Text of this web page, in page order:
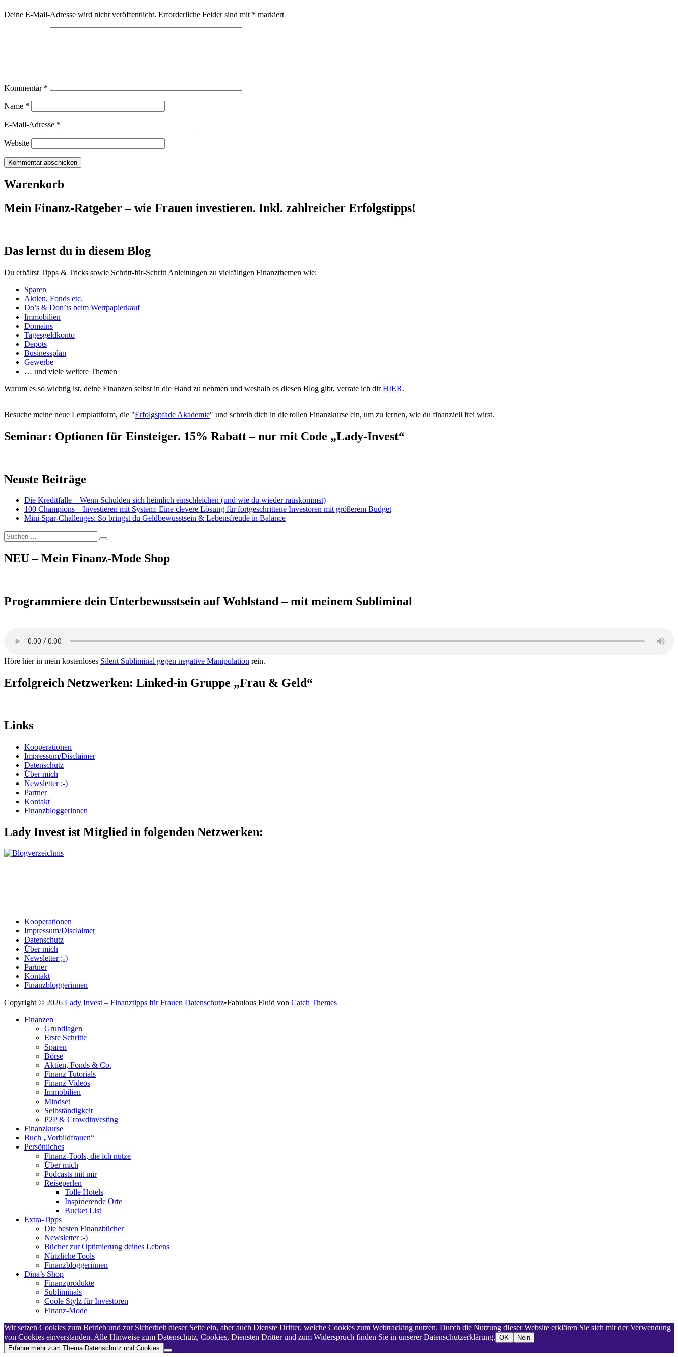
Deine E-Mail-Adresse wird nicht veröffentlicht. Erforderliche Felder sind mit * markiert
Kommentar *
Name *
E-Mail-Adresse *
Website
Warenkorb
Mein Finanz-Ratgeber – wie Frauen investieren. Inkl. zahlreicher Erfolgstipps!
Das lernst du in diesem Blog
Du erhältst Tipps & Tricks sowie Schritt-für-Schritt Anleitungen zu vielfältigen Finanzthemen wie:
Sparen
Aktien, Fonds etc.
Do’s & Don’ts beim Wertpapierkauf
Immobilien
Domains
Tagesgeldkonto
Depots
Businessplan
Gewerbe
… und viele weitere Themen
Warum es so wichtig ist, deine Finanzen selbst in die Hand zu nehmen und weshalb es diesen Blog gibt, verrate ich dirHIER.
Besuche meine neue Lernplattform, die "Erfolgspfade Akademie" und schreib dich in die tollen Finanzkurse ein, um zu lernen, wie du finanziell frei wirst.
Seminar: Optionen für Einsteiger. 15% Rabatt – nur mit Code „Lady-Invest“
Neuste Beiträge
Die Kreditfalle – Wenn Schulden sich heimlich einschleichen (und wie du wieder rauskommst)
100 Champions – Investieren mit System: Eine clevere Lösung für fortgeschrittene Investoren mit größerem Budget
Mini Spar-Challenges: So bringst du Geldbewusstsein & Lebensfreude in Balance
Suchen
nach:
Suchen
NEU – Mein Finanz-Mode Shop
Programmiere dein Unterbewusstsein auf Wohlstand – mit meinem Subliminal
Höre hier in mein kostenloses Silent Subliminal gegen negative Manipulation rein.
Erfolgreich Netzwerken: Linked-in Gruppe „Frau & Geld“
Links
Kooperationen
Impressum/Disclaimer
Datenschutz
Über mich
Newsletter ;-)
Partner
Kontakt
Finanzbloggerinnen
Lady Invest ist Mitglied in folgenden Netzwerken:
Kooperationen
Impressum/Disclaimer
Datenschutz
Über mich
Newsletter ;-)
Partner
Kontakt
Finanzbloggerinnen
Copyright © 2026 Lady Invest – Finanztipps für Frauen Datenschutz•Fabulous Fluid von Catch Themes
oben
Finanzen
Grundlagen
Erste Schritte
Sparen
Börse
Aktien, Fonds & Co.
Finanz Tutorials
Finanz Videos
Immobilien
Mindset
Selbständigkeit
P2P & Crowdinvesting
Finanzkurse
Buch „Vorbildfrauen“
Persönliches
Finanz-Tools, die ich nutze
Über mich
Podcasts mit mir
Reiseperlen
Tolle Hotels
Inspirierende Orte
Bucket List
Extra-Tipps
Die besten Finanzbücher
Newsletter ;-)
Bücher zur Optimierung deines Lebens
Nützliche Tools
Finanzbloggerinnen
Dina’s Shop
Finanzprodukte
Subliminals
Coole Stylz für Investoren
Finanz-Mode
Wir setzen Cookies zum Betrieb und zur Sicherheit dieser Seite ein, aber auch Dienste Dritter, welche Cookies zum Webtracking nutzen. Durch die Nutzung dieser Website erklären Sie sich mit der Verwendung
von Cookies einverstanden. Alle Hinweise zum Datenschutz, Cookies, Diensten Dritter und zum Widerspruch finden Sie in unserer Datenschutzerklärung. OK
Nein
Erfahre mehr zum Thema Datenschutz und Cookies